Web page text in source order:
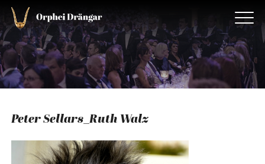
Peter Sellars_Ruth Walz